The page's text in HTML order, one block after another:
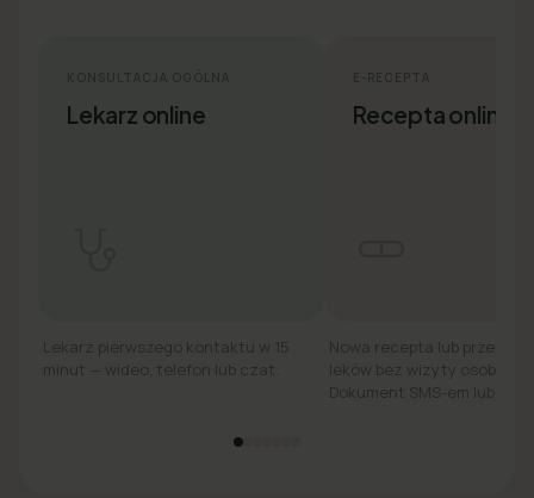
Lekarz online
Lekarz pierwszego kontaktu w 15
minut — wideo, telefon lub czat.
E-RECEPTA
Recepta online
Nowa recepta lub
leków bez wizyty osobiście.
Dokument SMS-em lub e-